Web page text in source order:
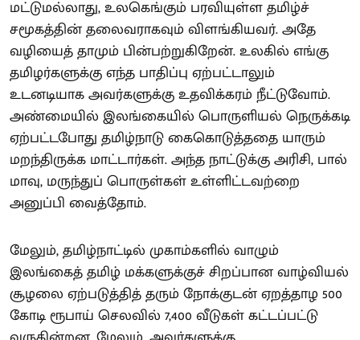
மட்டுமல்லாது, உலகெங்கும் பரவியுள்ள தமிழ்ச்
சமூகத்தின் தலைவராகவும் விளங்கியவர். அதே
வழியைத் தாமும் பின்பற்றுகிறேன். உலகில் எங்கு
தமிழர்களுக்கு எந்த பாதிப்பு ஏற்பட்டாலும்
உடனடியாக அவர்களுக்கு உதவிக்கரம் நீட்டுவோம்.
அண்மையில் இலங்கையில் பொருளியல் நெருக்கடி
ஏற்பட்டபோது தமிழ்நாடு கைகொடுத்ததை யாரும்
மறந்திருக்க மாட்டார்கள். அந்த நாட்டுக்கு அரிசி, பால்
மாவு, மருந்துப் பொருள்கள் உள்ளிட்டவற்றை
அனுப்பி வைத்தோம்.
மேலும், தமிழ்நாட்டில் முகாம்களில் வாழும்
இலங்கைத் தமிழ் மக்களுக்குச் சிறப்பான வாழ்வியல்
சூழலை ஏற்படுத்தித் தரும் நோக்குடன் ஏறத்தாழ 500
கோடி ரூபாய் செலவில் 7,400 வீடுகள் கட்டப்பட்டு